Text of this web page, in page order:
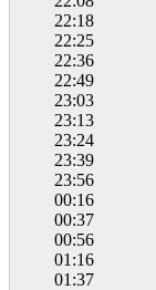
22:18
22:25
22:36
22:49
23:03
23:13
23:24
23:39
23:56
00:16
00:37
00:56
01:16
01:37